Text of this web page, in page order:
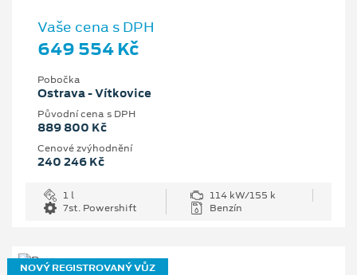
Vaše cena s DPH
649 554 Kč
Pobočka
Ostrava - Vítkovice
Původní cena s DPH
889 800 Kč
Cenové zvýhodnění
240 246 Kč
1 l
114 kW/155 k
7st. Powershift
Benzín
NOVÝ REGISTROVANÝ VŮZ